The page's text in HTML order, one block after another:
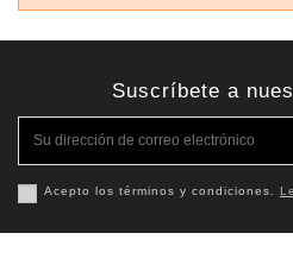
Suscríbete a
Acepto los términos y condiciones.